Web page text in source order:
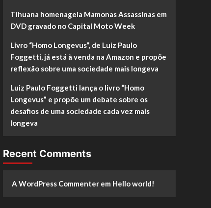
Tihuana homenageia Mamonas Assassinas em
DVD gravado no Capital Moto Week
Livro “Homo Longevus”, de Luiz Paulo
Foggetti, já está à venda na Amazon e propõe
reflexão sobre uma sociedade mais longeva
Luiz Paulo Foggetti lança o livro “Homo
Longevus” e propõe um debate sobre os
desafios de uma sociedade cada vez mais
longeva
Recent Comments
A WordPress Commenterem Hello world!